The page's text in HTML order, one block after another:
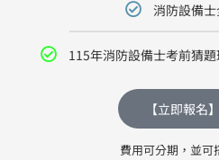
消防設備
115年消防設備士考前猜
【立即報名
費用可分期，並可